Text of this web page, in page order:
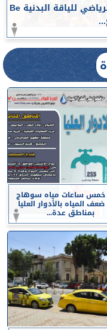
جامعة أسيوط تشهد انطلاق ”اللقاء الرياضي للياقة البدنية Be
خمس ساعات مياه سوهاج
المياه بالأدوار العليا
بمناطق عدة...